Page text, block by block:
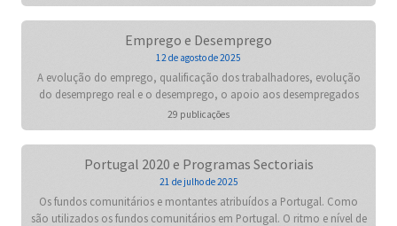
Emprego e Desemprego
12 de agosto de 2025
A evolução do emprego, qualificação dos trabalhadores, evolução
do desemprego real e o desemprego, o apoio aos desempregados
29 publicações
Portugal 2020 e Programas Sectoriais
21 de julho de 2025
Os fundos comunitários e montantes atribuídos a Portugal. Como
são utilizados os fundos comunitários em Portugal. O ritmo e nível de